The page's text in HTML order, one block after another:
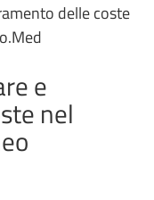
delle coste
e
nel